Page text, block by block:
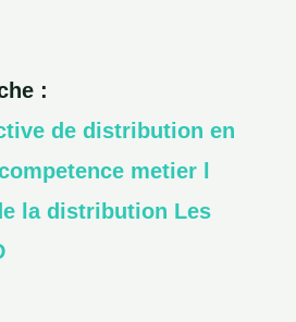
:
de distribution en
metier l
la distribution Les